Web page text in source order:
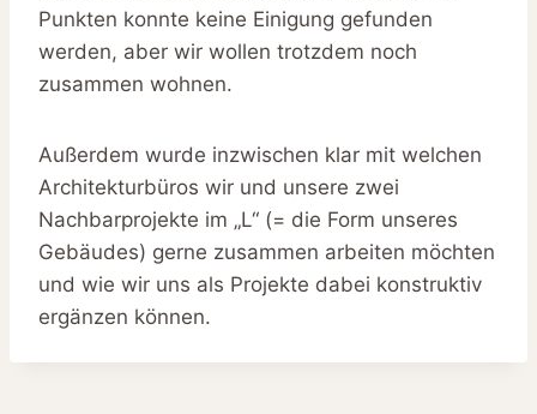
Punkten konnte keine Einigung gefunden
werden, aber wir wollen trotzdem noch
zusammen wohnen.
Außerdem wurde inzwischen klar mit welchen
Architekturbüros wir und unsere zwei
Nachbarprojekte im „L“ (= die Form unseres
Gebäudes) gerne zusammen arbeiten möchten
und wie wir uns als Projekte dabei konstruktiv
ergänzen können.